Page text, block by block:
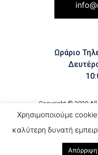
Ωράριο
Copyright © 2020All
Χρησιμοποιούμε
καλύτερη δυνατή
Απόρριψη